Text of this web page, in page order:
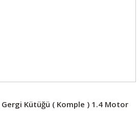
Gergi Kütüğü ( Komple ) 1.4 Motor